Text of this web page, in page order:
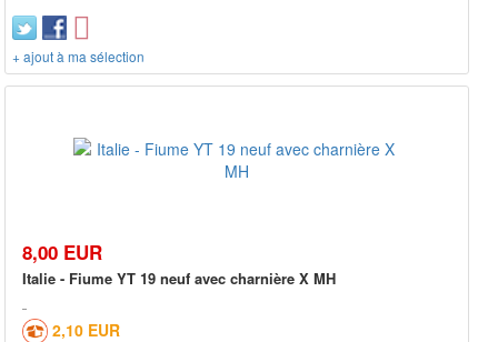
+ ajout à ma sélection
8,00 EUR
Italie - Fiume YT 19 neuf avec charnière X MH
2,10 EUR